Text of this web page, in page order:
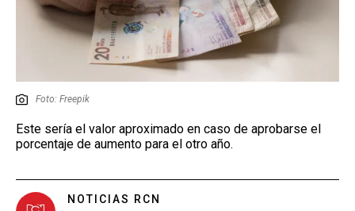
Foto: Freepik
Este sería el valor aproximado en caso de aprobarse el
porcentaje de aumento para el otro año.
NOTICIAS RCN